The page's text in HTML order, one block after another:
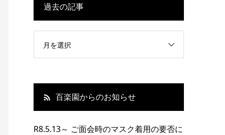
過去の記事
月を選択
百楽園からのお知らせ
R8.5.13～ ご面会時のマスク着用の要否に